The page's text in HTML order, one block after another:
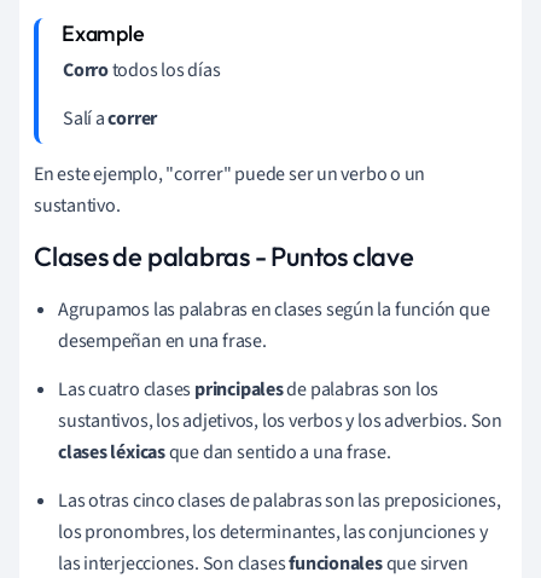
Corrotodos los días
Salí acorrer
En este ejemplo, "correr" puede ser un verbo o un
sustantivo.
Clases de palabras - Puntos clave
Agrupamos las palabras en clases según la función que
desempeñan en una frase.
Las cuatro clasesprincipalesde palabras son los
sustantivos, los adjetivos, los verbos y los adverbios. Son
clases léxicasque dan sentido a una frase.
Las otras cinco clases de palabras son las preposiciones,
los pronombres, los determinantes, las conjunciones y
las interjecciones. Son clasesfuncionalesque sirven